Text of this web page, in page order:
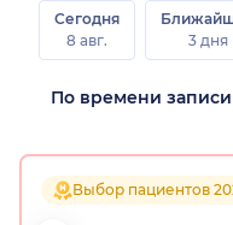
Сегодня
8 авг.
3 дня
Выбор пациентов